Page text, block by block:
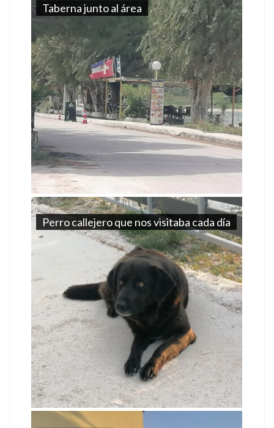
Taberna junto al área
Perro callejero que nos visitaba cada día